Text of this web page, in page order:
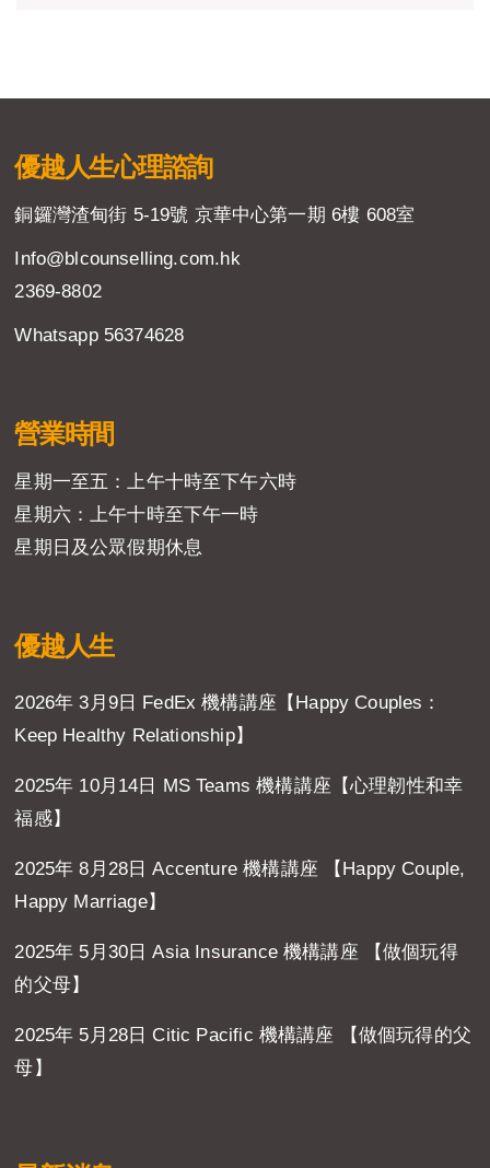
優越人生心理諮詢
銅鑼灣渣甸街 5-19號 京華中心第一期 6樓 608室
Info@blcounselling.com.hk
2369-8802
Whatsapp 56374628
營業時間
星期一至五：上午十時至下午六時
星期六：上午十時至下午一時
星期日及公眾假期休息
優越人生
2026年 3月9日 FedEx 機構講座【Happy Couples：
Keep Healthy Relationship】
2025年 10月14日 MS Teams 機構講座【心理韌性和幸
福感】
2025年 8月28日 Accenture 機構講座 【Happy Couple,
Happy Marriage】
2025年 5月30日 Asia Insurance 機構講座 【做個玩得
的父母】
2025年 5月28日 Citic Pacific 機構講座 【做個玩得的父
母】